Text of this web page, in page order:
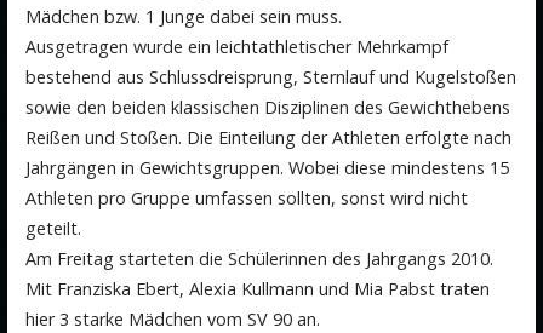
Mädchen bzw. 1 Junge dabei sein muss.
Ausgetragen wurde ein leichtathletischer Mehrkampf
bestehend aus Schlussdreisprung, Sternlauf und Kugelstoßen
sowie den beiden klassischen Disziplinen des Gewichthebens
Reißen und Stoßen. Die Einteilung der Athleten erfolgte nach
Jahrgängen in Gewichtsgruppen. Wobei diese mindestens 15
Athleten pro Gruppe umfassen sollten, sonst wird nicht
geteilt.
Am Freitag starteten die Schülerinnen des Jahrgangs 2010.
Mit Franziska Ebert, Alexia Kullmann und Mia Pabst traten
hier 3 starke Mädchen vom SV 90 an.